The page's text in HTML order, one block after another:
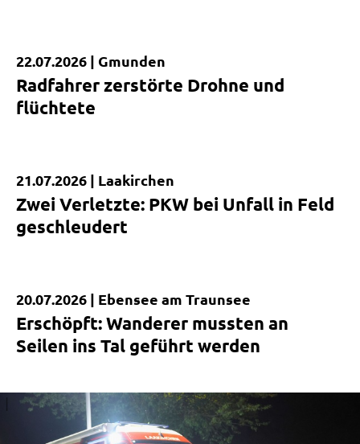
Kurzmeldung
22.07.2026 | Gmunden
Radfahrer zerstörte Drohne und
flüchtete
Kurzmeldung
21.07.2026 | Laakirchen
Zwei Verletzte: PKW bei Unfall in Feld
geschleudert
Kurzmeldung
20.07.2026 | Ebensee am Traunsee
Erschöpft: Wanderer mussten an
Seilen ins Tal geführt werden